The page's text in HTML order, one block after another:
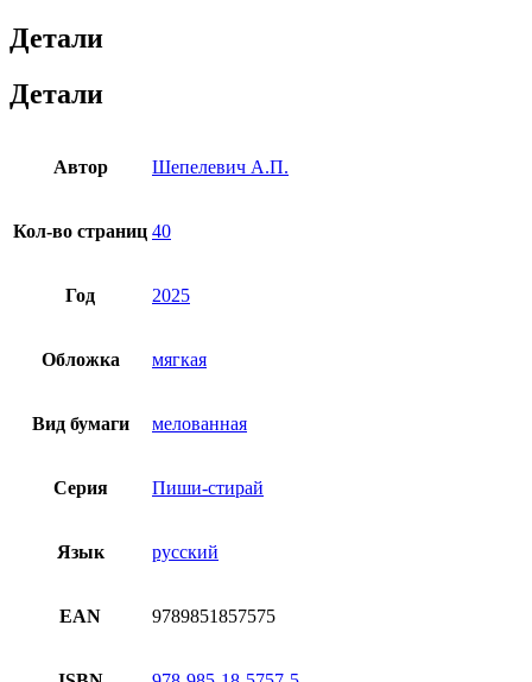
Детали
Детали
Автор Шепелевич А.П.
Кол-во страниц 40
Год 2025
Обложка мягкая
Вид бумаги мелованная
Серия Пиши-стирай
Язык русский
EAN 9789851857575